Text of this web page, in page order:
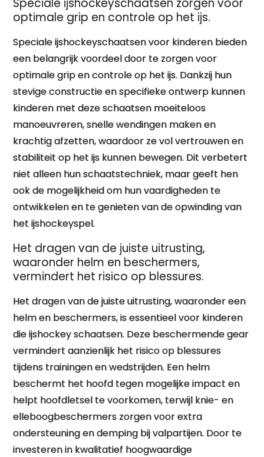
Speciale ijshockeyschaatsen zorgen voor
optimale grip en controle op het ijs.
Speciale ijshockeyschaatsen voor kinderen bieden
een belangrijk voordeel door te zorgen voor
optimale grip en controle op het ijs. Dankzij hun
stevige constructie en specifieke ontwerp kunnen
kinderen met deze schaatsen moeiteloos
manoeuvreren, snelle wendingen maken en
krachtig afzetten, waardoor ze vol vertrouwen en
stabiliteit op het ijs kunnen bewegen. Dit verbetert
niet alleen hun schaatstechniek, maar geeft hen
ook de mogelijkheid om hun vaardigheden te
ontwikkelen en te genieten van de opwinding van
het ijshockeyspel.
Het dragen van de juiste uitrusting,
waaronder helm en beschermers,
vermindert het risico op blessures.
Het dragen van de juiste uitrusting, waaronder een
helm en beschermers, is essentieel voor kinderen
die ijshockey schaatsen. Deze beschermende gear
vermindert aanzienlijk het risico op blessures
tijdens trainingen en wedstrijden. Een helm
beschermt het hoofd tegen mogelijke impact en
helpt hoofdletsel te voorkomen, terwijl knie- en
elleboogbeschermers zorgen voor extra
ondersteuning en demping bij valpartijen. Door te
investeren in kwalitatief hoogwaardige